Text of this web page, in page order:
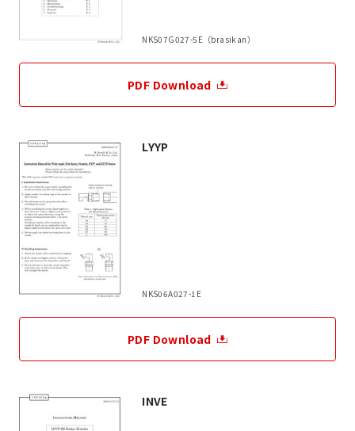
NKS07G027-5E（brasikan）
PDF Download
LYYP
NKS06A027-1E
PDF Download
INVE